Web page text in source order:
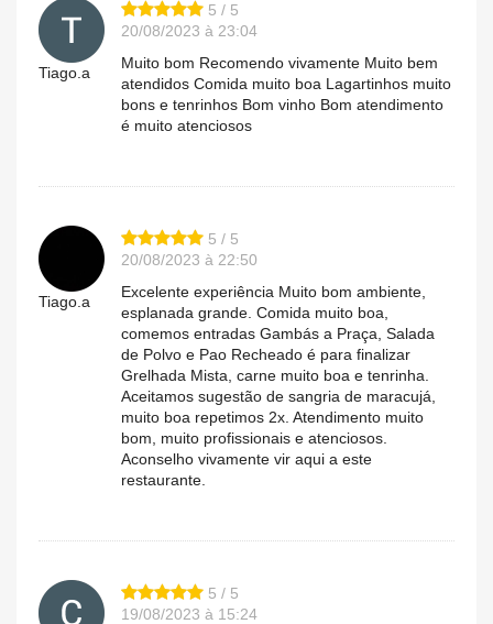
Tiago.a
5 / 5
20/08/2023 à 23:04
Muito bom Recomendo vivamente Muito bem
atendidos Comida muito boa Lagartinhos muito
bons e tenrinhos Bom vinho Bom atendimento
é muito atenciosos
Tiago.a
5 / 5
20/08/2023 à 22:50
Excelente experiência Muito bom ambiente,
esplanada grande. Comida muito boa,
comemos entradas Gambás a Praça, Salada
de Polvo e Pao Recheado é para finalizar
Grelhada Mista, carne muito boa e tenrinha.
Aceitamos sugestão de sangria de maracujá,
muito boa repetimos 2x. Atendimento muito
bom, muito profissionais e atenciosos.
Aconselho vivamente vir aqui a este
restaurante.
5 / 5
19/08/2023 à 15:24